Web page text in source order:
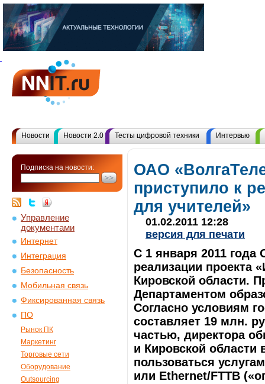
Новости Новости 2.0 Тесты цифровой техники Интервью
Подписка на новости:
Управление
документами
Интернет
Интеграция
Безопасность
Мобильная связь
Фиксированная связь
ПО
Рынок ПК
Маркетинг
Торговые сети
Оборудование
Outsourcing
ОАО
приступило к
для учителей»
01.02.2011 12:28
версия для печати
C 1 января 2011
реализации проекта
Кировской области.
Департаментом
Согласно условиям
составляет 19 млн.
частью, директора
и Кировской области
пользоваться
или Ethernet/FTTB